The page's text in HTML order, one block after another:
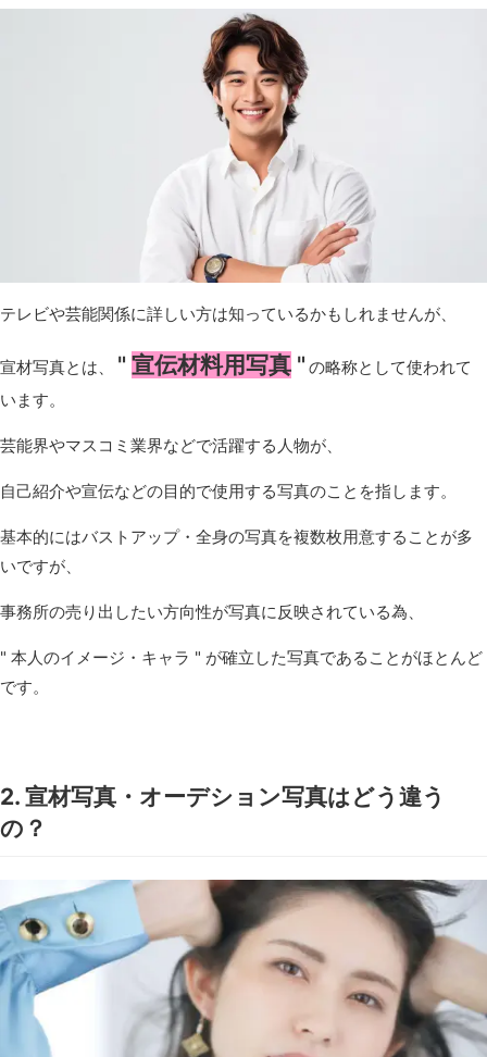
テレビや芸能関係に詳しい方は知っているかもしれませんが、
宣材写真とは、 " 宣伝材料用写真 " の略称として使われて
います。
芸能界やマスコミ業界などで活躍する人物が、
自己紹介や宣伝などの目的で使用する写真のことを指します。
基本的にはバストアップ・全身の写真を複数枚用意することが多
いですが、
事務所の売り出したい方向性が写真に反映されている為、
" 本人のイメージ・キャラ " が確立した写真であることがほとんど
です。
2. 宣材写真・オーデション写真はどう違う
の？